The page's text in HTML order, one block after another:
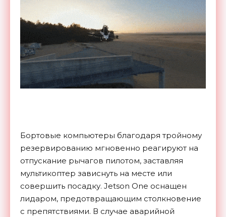
Бортовые компьютеры благодаря тройному
резервированию мгновенно реагируют на
отпускание рычагов пилотом, заставляя
мультикоптер зависнуть на месте или
совершить посадку. Jetson One оснащен
лидаром, предотвращающим столкновение
с препятствиями. В случае аварийной